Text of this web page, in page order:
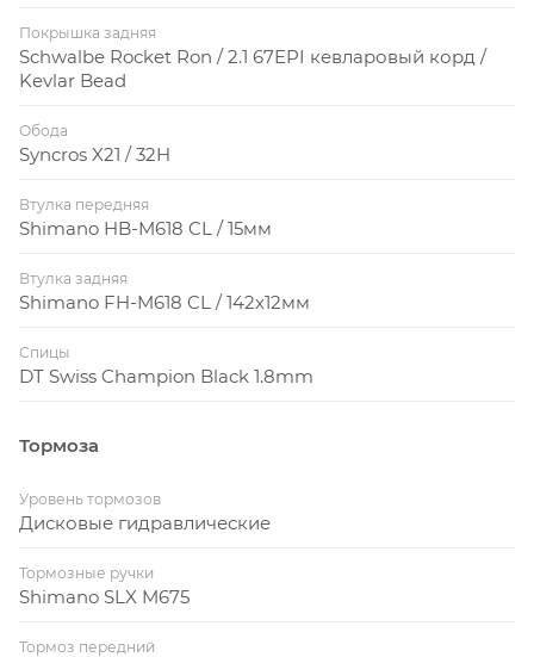
стандарта Press Fit длиной 92мм. При этом нет
необходимости использовать спейсеры, чтобы
Покрышка задняя
Schwalbe Rocket Ron / 2.1 67EPI кевларовый корд /
Kevlar Bead
Обода
Syncros X21 / 32H
Втулка передняя
Shimano HB-M618 CL / 15мм
Втулка задняя
Shimano FH-M618 CL / 142х12мм
Спицы
DT Swiss Champion Black 1.8mm
Тормоза
Уровень тормозов
Дисковые гидравлические
Тормозные ручки
Shimano SLX M675
Тормоз передний